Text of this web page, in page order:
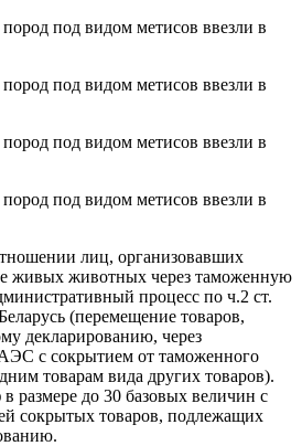
лиц, организовавших
живых животных через таможенную
процесс по ч.2 ст.
(перемещение товаров,
декларированию, через
с сокрытием от таможенного
товарам вида других товаров).
размере до 30 базовых величин с
сокрытых товаров, подлежащих